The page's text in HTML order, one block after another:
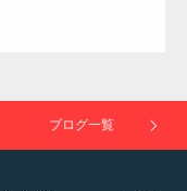
ブログ一覧